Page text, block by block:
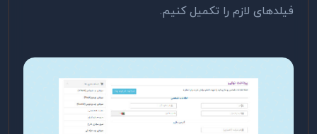
فیلدهای لازم را تکمیل کنیم.